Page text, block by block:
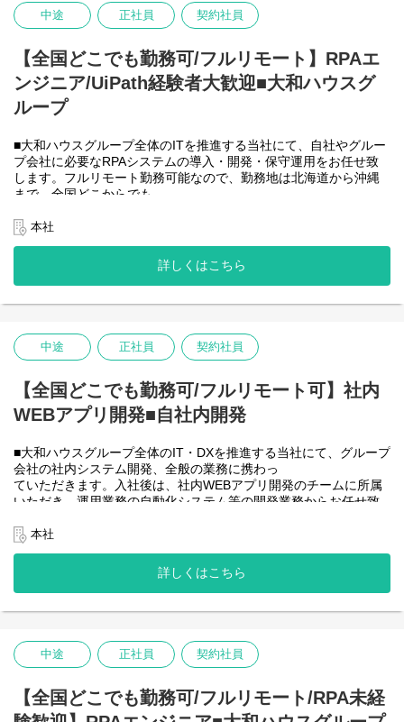
を途中で中断したり、働く時間を調整できるので、家事、育児、
介護などとの両立も可能です。社員が仕事をしやすい環境を整え
フレックスです。
●AIチーム(４名)●
業務内容
・Microsoft Copilot を利用したエージェント運用・管理
・生成AIを用いたAIエージェントの設計・開発・改善
・Azureを利用したAIエージェント基盤の構築・連携
・AIエージェントの運用支援
入社後は研修の後、チーム開発をベースにOJTを行いながら実案
＜クライアントは大和ハウスグループ全体＞
出資は大和ハウス本体になりますが、売上好調かつDX推進の優先
度が高いため、投資を惜しむことはありません。
潤沢なリソースのもと、最上流から変革を進めていくことが可能
中途 正社員 契約社員
【全国どこでも勤務可/フルリモート】RPAエ
ンジニア/UiPath経験者大歓迎■大和ハウスグ
ループ
■大和ハウスグループ全体のITを推進する当社にて、自社やグルー
プ会社に必要なRPAシステムの導入・開発・保守運用をお任せ致
します。フルリモート勤務可能なので、勤務地は北海道から沖縄
まで、全国どこからでも
社後の勤務地は問いません。また、働く時間に制限もなく、月160
時間の勤務で、午前５時～２２時までの間であれば、自由な時間
に働いていただけます。業務を途中で中断したり、働く時間を調
整できるので、家事、育児、介護などとの両立も可能です。社員
ると思っておりますのでフルフレックスです。
＜クライアントは大和ハウスグループ全体＞
名の
全てに関わるシステムを担っています。
出資は大和ハウス本体になりますが、売上好調かつDX推進の優先
潤沢なリソースのもと、最上流から変革を進めていくことが可能
です。
＜詳細な業務例／基本的な技術仕様＞
業務ヒアリング、要件定義、基本設計、詳細設計、実装、テス
ト、リリースまで開発作業を一気通貫で担当していただきます。
環境の運用・保守までをお任せします。
使用ツール：
-UiPath
-AI-OCR/DX Suite
-MySQL など
本社
詳しくはこちら
中途 正社員 契約社員
【全国どこでも勤務可/フルリモート可】社内
WEBアプリ開発■自社内開発
■大和ハウスグループ全体のIT・DXを推進する当社にて、グループ
会社の社内システム開発、全般の業務に携わっ
ていただきます。入社後は、社内WEBアプリ開発のチームに所属
いただき、運用業務の自動化システム等の開発業務からお任せ致
【将来的に】要件定義から設計、運用まで全般を行い、早い段階
で技術スペシャリストとして、技術面からメンバーを引っ張って
いただく役割を期待しています。
会社としてDX推進を進める中、AIを使って新たな価値を生む仕
す！
＜クライアントは大和ハウスグループ全体＞
大和ハウスグループ480社、グループ従業員数(正社員のみ)48,831
全てに関わるシステムを担っています。
出資は大和ハウス本体になりますが、売上好調かつDX推進の優先
本社
詳しくはこちら
中途 正社員 契約社員
【全国どこでも勤務可/フルリモート/RPA未経